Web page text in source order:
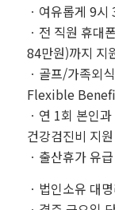
ㆍ여유롭게 9
ㆍ전 직원 휴대
84만원)까지 지
ㆍ골프/가족외
Flexible
ㆍ연 1회 본인
건강검진비 지원
ㆍ출산휴가 유
ㆍ법인소유 대